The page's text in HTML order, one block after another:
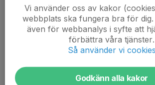
Glöm inte att svara på kallelser i tid.
Vi använder oss av kakor
webbplats ska fungera bra för dig.
även för webbanalys i syfte att
förbättra våra tjänster.
Så använder vi cookies
Godkänn alla kakor